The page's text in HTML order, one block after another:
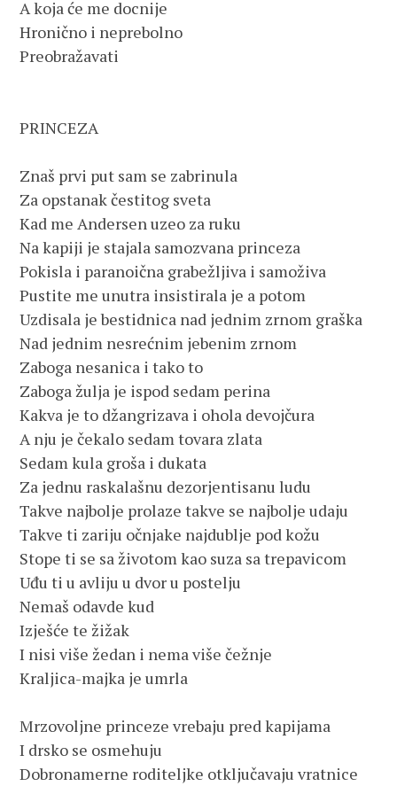
A koja će me docnije
Hronično i neprebolno
Preobražavati
PRINCEZA
Znaš prvi put sam se zabrinula
Za opstanak čestitog sveta
Kad me Andersen uzeo za ruku
Na kapiji je stajala samozvana princeza
Pokisla i paranoična grabežljiva i samoživa
Pustite me unutra insistirala je a potom
Uzdisala je bestidnica nad jednim zrnom graška
Nad jednim nesrećnim jebenim zrnom
Zaboga nesanica i tako to
Zaboga žulja je ispod sedam perina
Kakva je to džangrizava i ohola devojčura
A nju je čekalo sedam tovara zlata
Sedam kula groša i dukata
Za jednu raskalašnu dezorjentisanu ludu
Takve najbolje prolaze takve se najbolje udaju
Takve ti zariju očnjake najdublje pod kožu
Stope ti se sa životom kao suza sa trepavicom
Uđu ti u avliju u dvor u postelju
Nemaš odavde kud
Izješće te žižak
Kraljica-majka je umrla
Mrzovoljne princeze vrebaju pred kapijama
I drsko se osmehuju
Dobronamerne roditeljke otključavaju vratnice